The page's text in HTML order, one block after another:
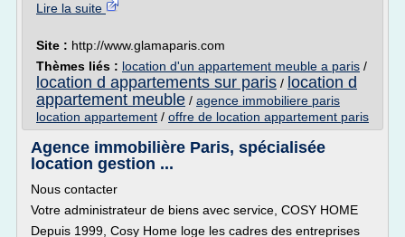
Lire la suite
Site : http://www.glamaparis.com
Thèmes liés : location d'un appartement meuble a paris /
location d appartements sur paris / location d
appartement meuble / agence immobiliere paris
location appartement / offre de location appartement paris
Agence immobilière Paris, spécialisée
location gestion ...
Nous contacter
Votre administrateur de biens avec service, COSY HOME
Depuis 1999, Cosy Home loge les cadres des entreprises